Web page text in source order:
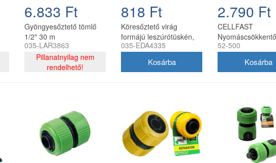
6.833 Ft
Gyöngyesőztető tömlő
1/2" 30 m
szerelvényekkel CH
035-LAR3863
Pillanatnyilag nem
rendelhető!
818 Ft
Köresőztető virág
formájú leszúrótüskén,
CH, 5900779884335
035-EDA4335
2.790 Ft
CELLFAST
Nyomáscsökkentő
szelep
52-500